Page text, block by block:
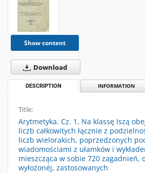
Show content
Download
DESCRIPTION INFORMATION
Title:
Arytmetyka. Cz. 1, Na klassę Iszą
liczb całkowitych łącznie z
liczb wielorakich, poprzedzonych
wiadomościami z ułamków i
mieszcząca w sobie 720 zagadnień,
wyłożonéj, zastosowanych